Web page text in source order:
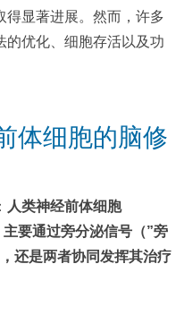
得显著进展。然而，许多
的优化、细胞存活以及功
体细胞的脑修
人类神经前体细胞
要通过旁分泌信号（”旁
还是两者协同发挥其治疗